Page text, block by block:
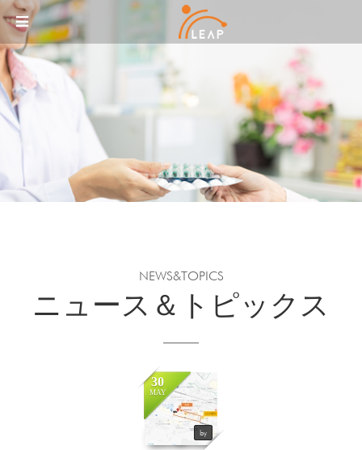
メニュースキップ
NEWS&TOPICS
ニュース＆トピックス
30
MAY
by